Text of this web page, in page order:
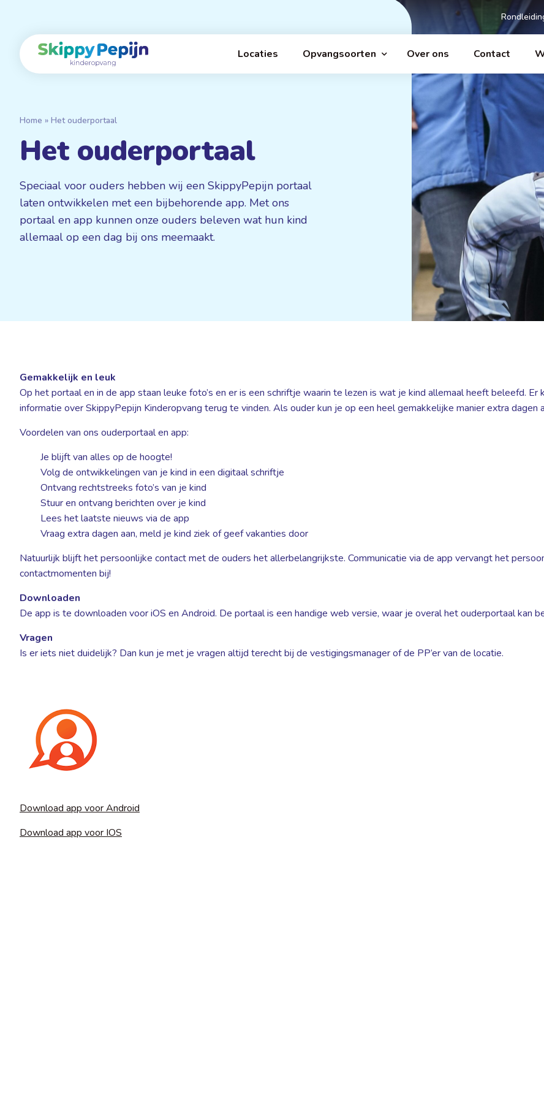
Home Locaties Opvangsoorten Over ons Contact
Home » Het ouderportaal
Het ouderportaal
Speciaal voor ouders hebben wij een SkippyPepijn portaal
laten ontwikkelen met een bijbehorende app. Met ons
portaal en app kunnen onze ouders beleven wat hun kind
allemaal op een dag bij ons meemaakt.
Gemakkelijk en leuk
Op het portaal en in de app staan leuke foto’s en er is een schriftje waarin te lezen is wat je kind allemaal heeft beleefd.
informatie over SkippyPepijn Kinderopvang terug te vinden. Als ouder kun je op een heel gemakkelijke manier extra dagen
Voordelen van ons ouderportaal en app:
Je blijft van alles op de hoogte!
Volg de ontwikkelingen van je kind in een digitaal schriftje
Ontvang rechtstreeks foto’s van je kind
Stuur en ontvang berichten over je kind
Lees het laatste nieuws via de app
Vraag extra dagen aan, meld je kind ziek of geef vakanties door
Natuurlijk blijft het persoonlijke contact met de ouders het allerbelangrijkste. Communicatie via de app vervangt het
contactmomenten bij!
Downloaden
De app is te downloaden voor iOS en Android. De portaal is een handige web versie, waar je overal het ouderportaal kan
Vragen
Is er iets niet duidelijk? Dan kun je met je vragen altijd terecht bij de vestigingsmanager of de PP’er van de locatie.
Download app voor Android
Download app voor IOS